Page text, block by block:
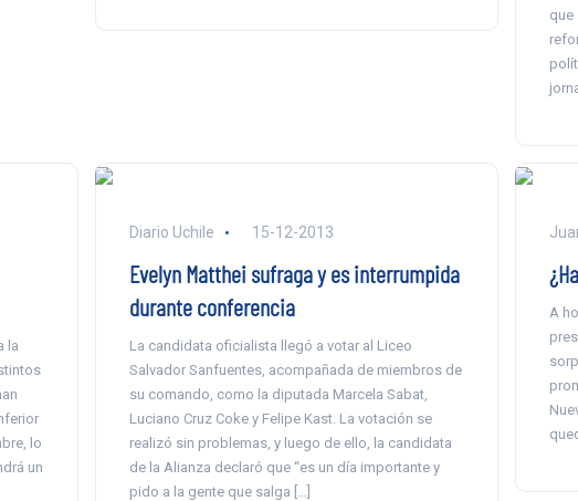
que
la
lo
un
Diario Uchile 15-12-2013
Evelyn Matthei sufraga y es interrumpida
durante conferencia
La candidata oficialista llegó a votar al Liceo
Salvador Sanfuentes, acompañada de miembros de
su comando, como la diputada Marcela Sabat,
Luciano Cruz Coke y Felipe Kast. La votación se
realizó sin problemas, y luego de ello, la candidata
de la Alianza declaró que “es un día importante y
pido a la gente que salga […]
A